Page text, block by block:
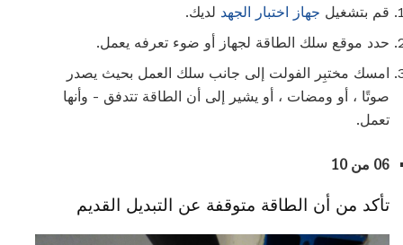
قم بتشغيل جهاز اختبار الجهد لديك.
حدد موقع سلك الطاقة لجهاز أو ضوء تعرفه يعمل.
امسك مختبِر الفولت إلى جانب سلك العمل بحيث يصدر
صوتًا ، أو ومضات ، أو يشير إلى أن الطاقة تتدفق - وأنها
تعمل.
06 من 10
تأكد من أن الطاقة متوقفة عن التبديل القديم